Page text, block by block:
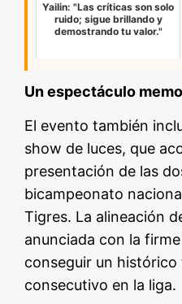
Yailin: "Las críticas son solo
ruido; sigue brillando y
demostrando tu valor."
Un espectáculo
El evento también
show de luces, que
presentación de las
bicampeonato
Tigres. La alineación
anunciada con la
conseguir un
consecutivo en la liga.